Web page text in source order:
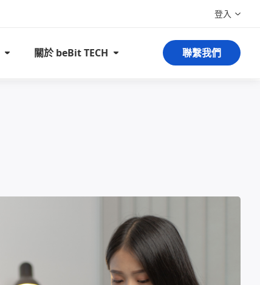
關於 beBit TECH
登入
聯繫我們